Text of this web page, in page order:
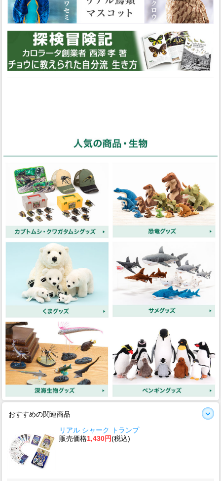
おすすめの関連商品
リアル シャーク トランプ
販売価格1,430円(税込)